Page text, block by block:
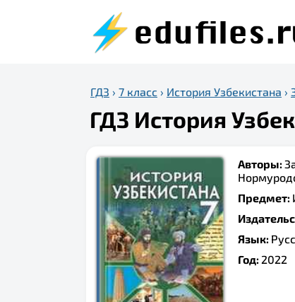
ГДЗ › 7 класс › История Узбекистана ›
ГДЗ История
Авторы:
Предмет:
Язык:
Год: 2022